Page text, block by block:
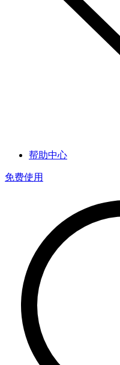
帮助中心
免费使用